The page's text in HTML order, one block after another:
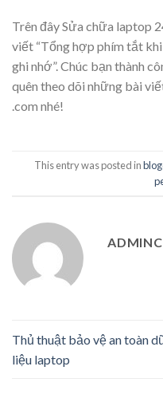
Trên đây Sửa chữa laptop
viết “Tổng hợp phím tắt
ghi nhớ”. Chúc bạn thành
quên theo dõi những bài
.com nhé!
This entry was posted in
Thủ thuật bảo vệ an toàn
liệu laptop